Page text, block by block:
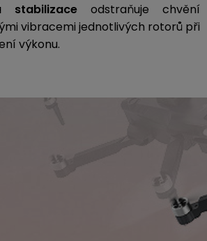
stabilizace odstraňuje chvění
vibracemi jednotlivých rotorů při
výkonu.